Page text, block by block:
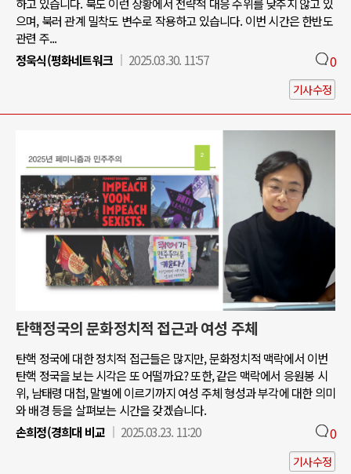
으며, 북러 관계 밀착도 변수로 작용하고 있습니다. 이번 시간은 한반도
관련 주...
정욱식(평화네트워크
2025.03.30. 11:57 0
기사수정
탄핵정국의 문화정치적 접근과 여성 주체
탄핵 정국에 대한 정치적 접근들은 많지만, 문화정치적 맥락에서 이번
탄핵 정국을 보는 시각은 또 어떨까요? 또한, 같은 맥락에서 응원봉 시
위, 남태령 대첩, 말벌에 이르기까지 여성 주체 형성과 부각에 대한 의미
와 배경 등을 살펴보는 시간을 갖겠습니다.
손희정(경희대 비교
2025.03.23. 11:20 0
기사수정